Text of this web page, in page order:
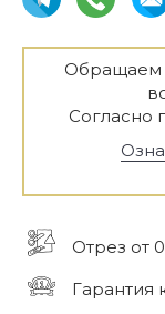
Обращаем
Согласно
Отрез от
Гарантия